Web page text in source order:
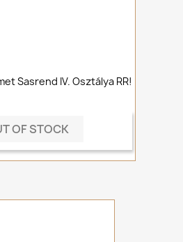
Sasrend IV. Osztálya RR!
OF STOCK